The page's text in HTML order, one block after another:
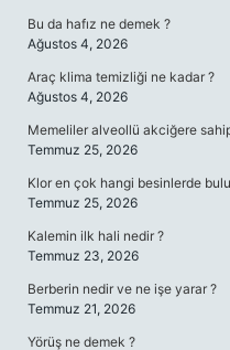
Bu da hafız ne demek ?
Ağustos 4, 2026
Araç klima temizliği ne kadar ?
Ağustos 4, 2026
Memeliler alveollü akciğere
Temmuz 25, 2026
Klor en çok hangi besinlerde
Temmuz 25, 2026
Kalemin ilk hali nedir ?
Temmuz 23, 2026
Berberin nedir ve ne işe yarar ?
Temmuz 21, 2026
Yörüş ne demek ?